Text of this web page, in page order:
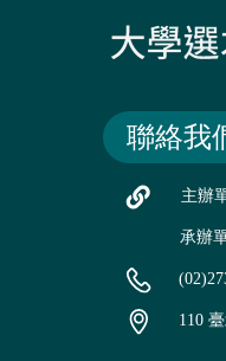
聯絡我
主辦
承辦
110